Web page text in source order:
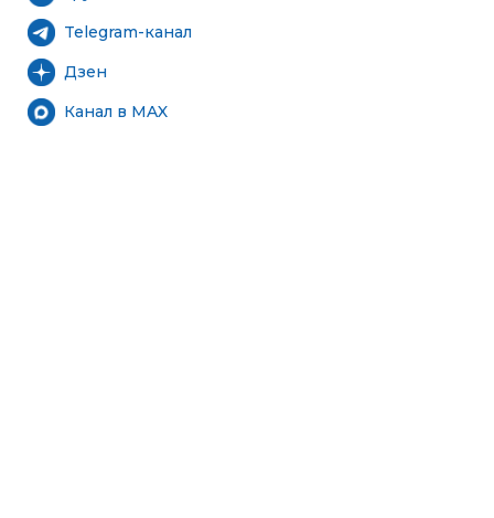
Telegram-канал
Дзен
Канал в MAX